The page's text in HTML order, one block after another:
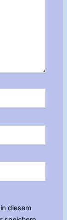
diesem